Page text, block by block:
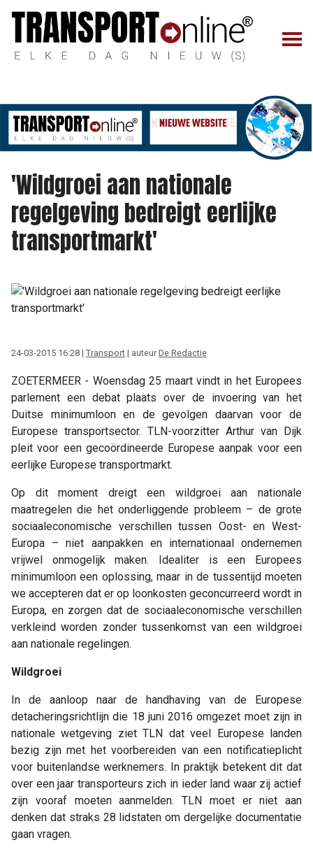
'Wildgroei aan nationale
regelgeving bedreigt eerlijke
transportmarkt'
24-03-2015 16:28 | Transport | auteur De Redactie
ZOETERMEER - Woensdag 25 maart vindt in het Europees
parlement een debat plaats over de invoering van het
Duitse minimumloon en de gevolgen daarvan voor de
Europese transportsector. TLN-voorzitter Arthur van Dijk
pleit voor een gecoördineerde Europese aanpak voor een
eerlijke Europese transportmarkt.
Op dit moment dreigt een wildgroei aan nationale
maatregelen die het onderliggende probleem – de grote
sociaaleconomische verschillen tussen Oost- en West-
Europa – niet aanpakken en internationaal ondernemen
vrijwel onmogelijk maken. Idealiter is een Europees
minimumloon een oplossing, maar in de tussentijd moeten
we accepteren dat er op loonkosten geconcurreerd wordt in
Europa, en zorgen dat de sociaaleconomische verschillen
verkleind worden zonder tussenkomst van een wildgroei
aan nationale regelingen.
Wildgroei
In de aanloop naar de handhaving van de Europese
detacheringsrichtlijn die 18 juni 2016 omgezet moet zijn in
nationale wetgeving ziet TLN dat veel Europese landen
bezig zijn met het voorbereiden van een notificatieplicht
voor buitenlandse werknemers. In praktijk betekent dit dat
over een jaar transporteurs zich in ieder land waar zij actief
zijn vooraf moeten aanmelden. TLN moet er niet aan
denken dat straks 28 lidstaten om dergelijke documentatie
gaan vragen.